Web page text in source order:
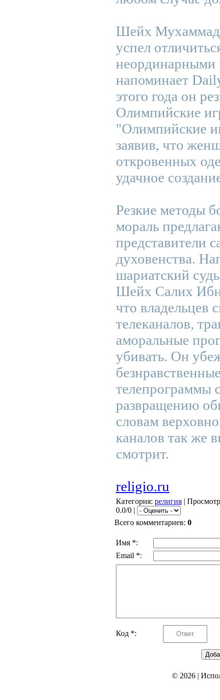
Шейх
успел
неординарными
напоминает
этого года он
Олимпийские
"Олимпийские
заявив, что
откровенных
удачное
Резкие методы
мораль
представители
духовенства.
шариатский
Шейх Салих Ибн
что владельцев
телеканалов,
аморальные
убивать. Он
телепрограммы
развращению
словам
каналов так же
смотрит.
religio.ru
Категория: религия |
0.0/0 |
Всего комментариев: 0
Имя *:
Email *:
Код *:
© 2026|